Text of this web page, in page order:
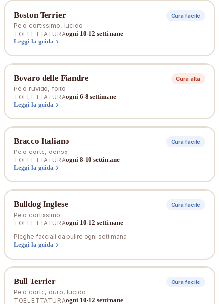
Boston Terrier Cura facile
Pelo cortissimo, lucido
TOELETTATURAogni 10-12 settimane
Leggi la guida
Bovaro delle Fiandre Cura alta
Pelo ruvido, folto
TOELETTATURAogni 6-8 settimane
Leggi la guida
Bracco Italiano Cura facile
Pelo corto, denso
TOELETTATURAogni 8-10 settimane
Leggi la guida
Bulldog Inglese Cura facile
Pelo cortissimo
TOELETTATURAogni 10-12 settimane
Pieghe facciali da pulire ogni settimana
Leggi la guida
Bull Terrier Cura facile
Pelo corto, duro, lucido
TOELETTATURAogni 10-12 settimane